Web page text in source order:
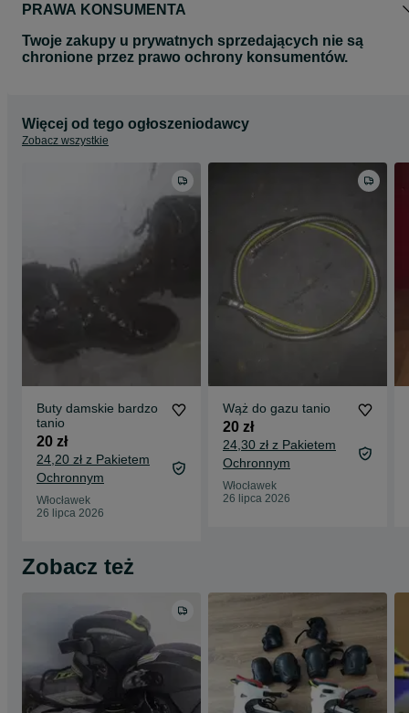
PRAWA KONSUMENTA
Twoje zakupy u prywatnych sprzedających nie są
chronione przez prawo ochrony konsumentów.
Więcej od tego ogłoszeniodawcy
Zobacz wszystkie
Buty damskie bardzo
tanio
20 zł
24,20 zł z Pakietem
Ochronnym
Włocławek
26 lipca 2026
Wąż do gazu tanio
20 zł
24,30 zł z Pakietem
Ochronnym
Włocławek
26 lipca 2026
Zobacz też